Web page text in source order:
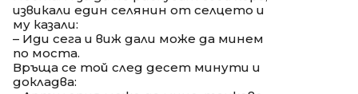
извикали един селянин от селцето и
му казали:
– Иди сега и виж дали може да минем
по моста.
Връща се той след десет минути и
докладва: